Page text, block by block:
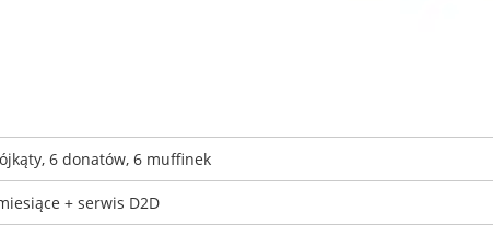
6 donatów, 6 muffinek
+ serwis D2D